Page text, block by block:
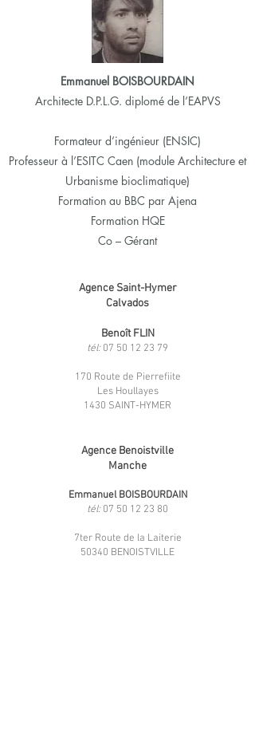
Emmanuel BOISBOURDAIN
Architecte D.P.L.G. diplomé de l’EAPVS
Formateur d’ingénieur (ENSIC)
Professeur à l’ESITC Caen (module Architecture et
Urbanisme bioclimatique)
Formation au BBC par Ajena
Formation HQE
Co – Gérant
Agence Saint-Hymer
Calvados
Benoît FLIN
tél: 07 50 12 23 79
170 Route de Pierrefiite
Les Houllayes
1430 SAINT-HYMER
Agence Benoistville
Manche
Emmanuel BOISBOURDAIN
tél: 07 50 12 23 80
7ter Route de la Laiterie
50340 BENOISTVILLE